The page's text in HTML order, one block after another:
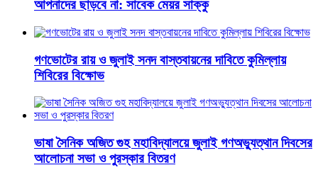
আপনাদের ছাড়বে না: সাবেক মেয়র সাক্কু
গণভোটের রায় ও জুলাই সনদ বাস্তবায়নের দাবিতে কুমিল্লায়
শিবিরের বিক্ষোভ
ভাষা সৈনিক অজিত গুহ মহাবিদ্যালয়ে জুলাই গণঅভ্যুত্থান দিবসের
আলোচনা সভা ও পুরস্কার বিতরণ